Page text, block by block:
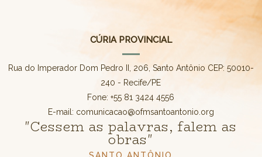
CÚRIA PROVINCIAL
Rua do Imperador Dom Pedro II, 206, Santo Antônio CEP: 50010-
240 - Recife/PE
Fone: +55 81 3424 4556
E-mail: comunicacao@ofmsantoantonio.org
"Cessem as palavras, falem as
obras"